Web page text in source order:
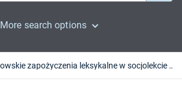
More search options
Żydowskie zapożyczenia leksykalne w socjolekcie przestępczym